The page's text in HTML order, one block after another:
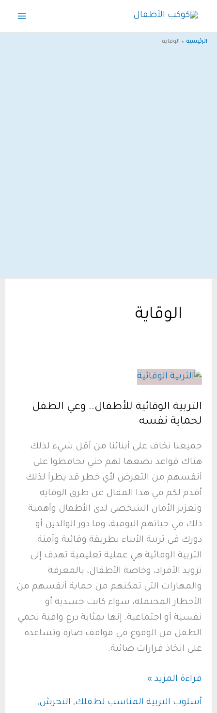
المحتوى
الرئيسية الوقاية
الوقاية
التربية الوقائية للأطفال.. وعي الطفل
لحماية نفسه
جميعنا نخاف على أبنائنا من أقل شيء لذلك
هناك قواعد نضعها لهم حتي يحافظوا على
أنفسهم من التعرض لأي خطر قد يطرأ لذلك
أقدم لكم في هذا المقال عن طرق الوقايه
وتعزيز الأمان الشخصي لدى الأطفال وأهمية
ذلك في حياتهم اليومية، وما دور الوالدين أو
دورك في تربية الأبناء بطريقة وقائية وآمنة.
التربية الوقائية هي عملية تعليمية تهدف إلى
تزويد الأفراد، وخاصة الأطفال، بالمعرفة
والمهارات التي تمكنهم من حماية أنفسهم من
الأخطار المحتملة، سواء كانت جسدية أو
نفسية أو اجتماعية. إنها بمثابة درع واقية تحمي
الطفل من الوقوع في مواقف ضارة وتساعده
على اتخاذ قرارات صائبة.
التربية
الوقائية
قراءة المزيد »
أسلوب التربية المناسب لطفلك, التحرش,